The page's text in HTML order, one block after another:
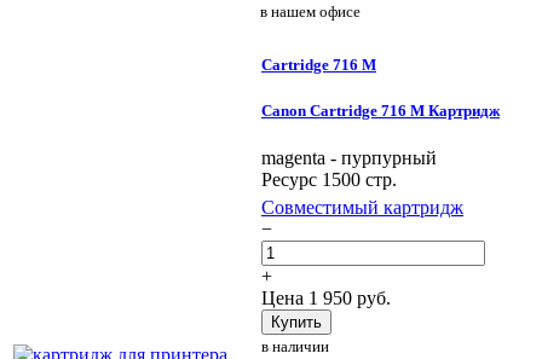
в нашем офисе
Cartridge 716 M
Canon Cartridge 716 M Картридж
magenta - пурпурный
Ресурс 1500 стр.
Совместимый картридж
−
+
Цена 1 950 руб.
Купить
в наличии